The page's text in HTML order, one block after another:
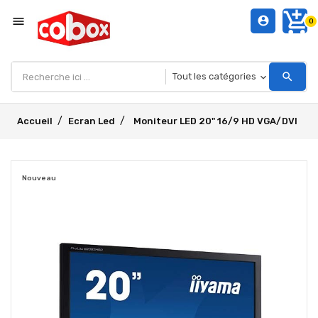
menu add_shopping_cart0
account_circle
search
Accueil Ecran Led Moniteur LED 20" 16/9 HD VGA/DVI
Nouveau